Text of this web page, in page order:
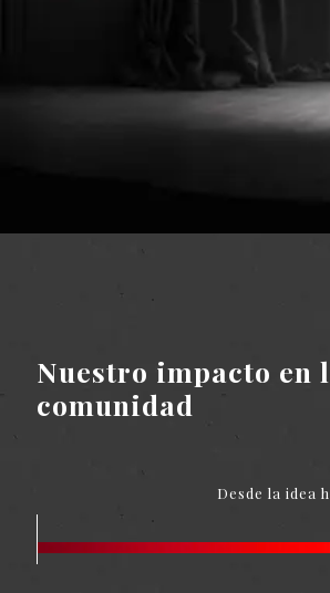
Nuestro impacto en
comunidad
Desde la idea